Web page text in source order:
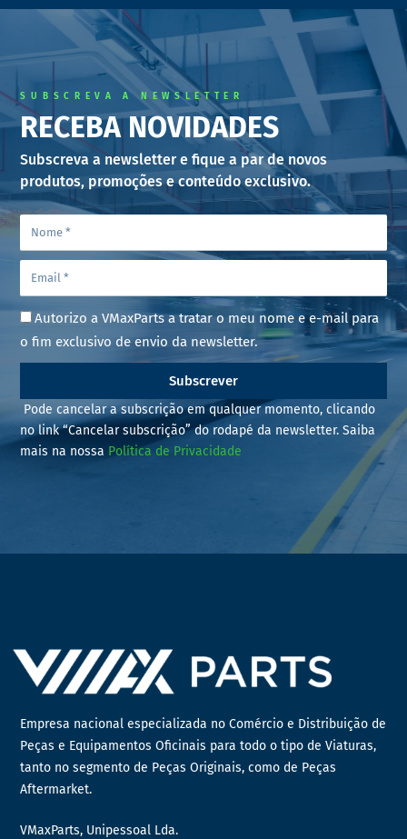
SUBSCREVA A NEWSLETTER
RECEBA NOVIDADES
Subscreva a newsletter e fique a par de novos
produtos, promoções e conteúdo exclusivo.
Autorizo a VMaxParts a tratar o meu nome e e-mail para
o fim exclusivo de envio da newsletter.
Subscrever
Pode cancelar a subscrição em qualquer momento, clicando
no link “Cancelar subscrição” do rodapé da newsletter. Saiba
mais na nossa Política de Privacidade
Empresa nacional especializada no Comércio e Distribuição de
Peças e Equipamentos Oficinais para todo o tipo de Viaturas,
tanto no segmento de Peças Originais, como de Peças
Aftermarket.
VMaxParts, Unipessoal Lda.